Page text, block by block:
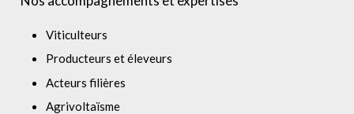
Viticulteurs
Producteurs et éleveurs
Acteurs filières
Agrivoltaïsme